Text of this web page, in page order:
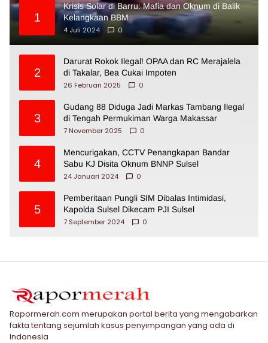
1
Krisis Solar di Barru: Mafia dan Oknum di Balik
Kelangkaan BBM
4 Juli 2024
0
2
Darurat Rokok Ilegal! OPAA dan RC Merajalela
di Takalar, Bea Cukai Impoten
26 Februari 2025
0
3
Gudang 88 Diduga Jadi Markas Tambang Ilegal
di Tengah Permukiman Warga Makassar
7 November 2025
0
4
Mencurigakan, CCTV Penangkapan Bandar
Sabu KJ Disita Oknum BNNP Sulsel
24 Januari 2024
0
5
Pemberitaan Pungli SIM Dibalas Intimidasi,
Kapolda Sulsel Dikecam PJI Sulsel
7 September 2024
0
Rapormerah.com merupakan portal berita yang mengabarkan
fakta tentang sejumlah kasus penyimpangan yang ada di
Indonesia